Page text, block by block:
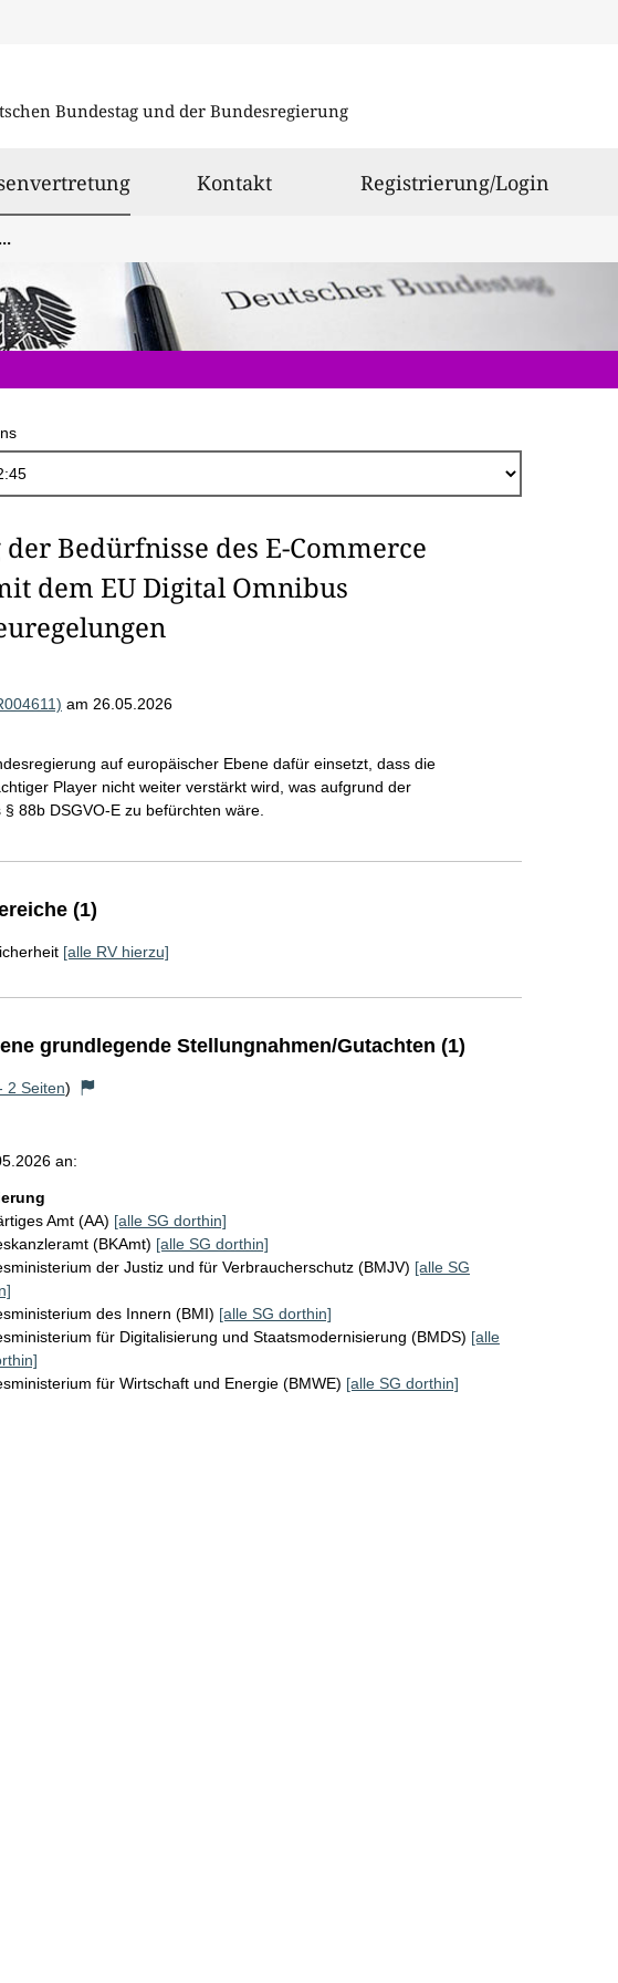
Bundestag und der Bundesregierung
ausgewählt
Kontakt Registrierung/Login
Bedürfnisse des E-Commerce
dem EU Digital Omnibus
am 26.05.2026
auf europäischer Ebene dafür einsetzt, dass die
Player nicht weiter verstärkt wird, was aufgrund der
88b DSGVO-E zu befürchten wäre.
(1)
[alle RV hierzu]
grundlegende Stellungnahmen/Gutachten (1)
2 Seiten)
an:
Amt (AA) [alle SG dorthin]
(BKAmt) [alle SG dorthin]
der Justiz und für Verbraucherschutz (BMJV) [alle SG
des Innern (BMI) [alle SG dorthin]
für Digitalisierung und Staatsmodernisierung (BMDS) [alle
für Wirtschaft und Energie (BMWE) [alle SG dorthin]